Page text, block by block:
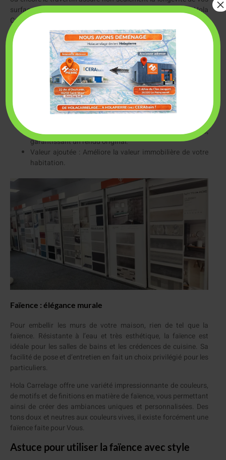
surfaces mais aussi une beauté intemporelle. Chez Hola
Carrelage, vous trouverez une sélection soigneusement choisie
pour satisfaire toutes vos envies décoratives.
Les avantages du carrelage en pierre
naturelle
Investir dans des matériaux naturels comporte plusieurs
Longue durée de vie : La pierre naturelle est extrêmement
Esthétique unique : Chaque tranche de pierre est unique,
garantissant un rendu original.
Valeur ajoutée : Améliore la valeur immobilière de votre
habitation.
Faïence : élégance murale
Pour embellir les murs de votre maison, rien de tel que la
faïence. Résistante à l’eau et très esthétique, la faïence est
idéale pour les salles de bains et les crédences de cuisine. Sa
facilité de pose et d’entretien en fait un choix privilégié pour les
particuliers.
Hola Carrelage offre une variété impressionnante de couleurs,
de motifs et de finitions en matière de faïence, vous permettant
ainsi de créer des ambiances uniques et personnalisées. Des
tons doux et neutres aux couleurs vives, il existe forcément une
faïence faite pour Vous.
Astuce pour utiliser la faïence avec style
×